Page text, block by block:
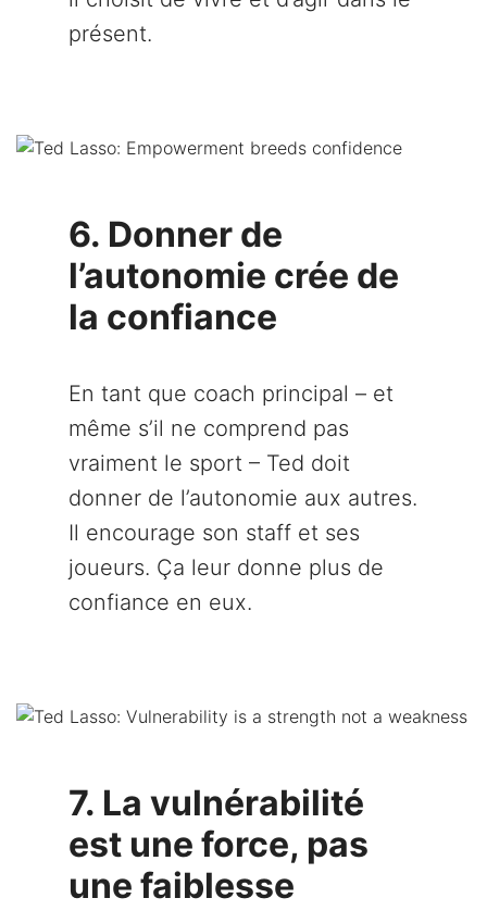
présent.
6. Donner de
l’autonomie crée de
la confiance
En tant que coach principal – et
même s’il ne comprend pas
vraiment le sport – Ted doit
donner de l’autonomie aux autres.
Il encourage son staff et ses
joueurs. Ça leur donne plus de
confiance en eux.
7. La vulnérabilité
est une force, pas
une faiblesse